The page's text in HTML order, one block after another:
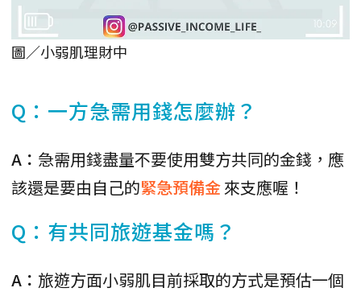
圖／小弱肌理財中
Q：一方急需用錢怎麼辦？
A： 急需用錢盡量不要使用雙方共同的金錢，應
該還是要由自己的緊急預備金來支應喔！
Q：有共同旅遊基金嗎？
A： 旅遊方面小弱肌目前採取的方式是預估一個